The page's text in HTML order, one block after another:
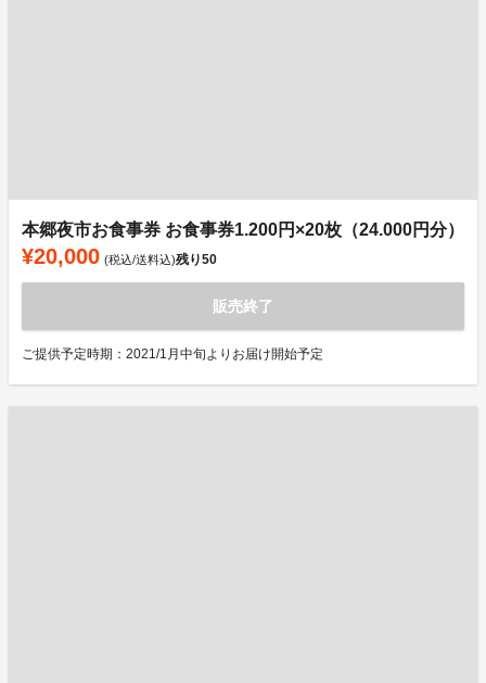
本郷夜市お食事券 お食事券1.200円×20枚（24.000円分）
¥20,000 (税込/送料込)残り50
販売終了
ご提供予定時期：2021/1月中旬よりお届け開始予定